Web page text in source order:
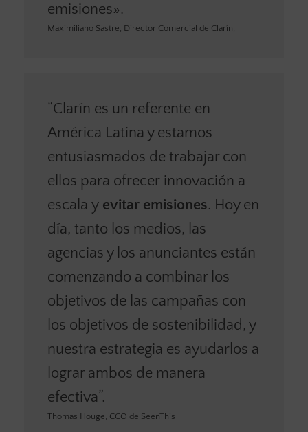
emisiones».
Maximiliano Sastre, Director Comercial de Clarín,
“Clarín es un referente en
América Latina y estamos
entusiasmados de trabajar con
ellos para ofrecer innovación a
escala y evitar emisiones. Hoy en
día, tanto los medios, las
agencias y los anunciantes están
comenzando a combinar los
objetivos de las campañas con
los objetivos de sostenibilidad, y
nuestra estrategia es ayudarlos a
lograr ambos de manera
efectiva”.
Thomas Houge, CCO de SeenThis